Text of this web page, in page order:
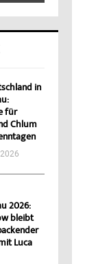
in
für
Chlum
2026:
bleibt
Luca